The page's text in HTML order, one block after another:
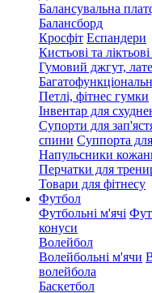
Балансувальна
Балансборд
Кросфіт Еспандери
Кистьові та
Гумовий джгут,
Петлі, фітнес гумки
Інвентар для
Супорти для
спини Суппорта
Напульсники
Перчатки для
Товари для фітнесу
Футбол
Футбольні м'ячі
конуси
Волейбол
Волейбольні м'ячи
волейбола
Баскетбол